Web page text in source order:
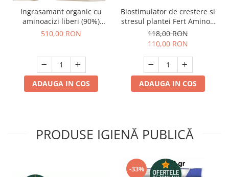
Ingrasamant organic cu
aminoacizi liberi (90%)
Biofertin-S 15-0-0 , legume,
510,00 RON
ADAUGA IN COS
Biostimulator de crestere si
stresul plantei Fert Amino -
1 litru, legume, fructe, pomi
, cereale
118,00 RON
110,00 RON
ADAUGA IN COS
PRODUSE IGIENĂ PUBLICĂ
-33%